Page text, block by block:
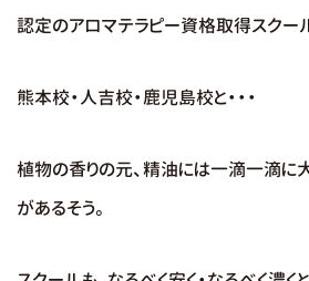
認定のアロマテラピー資格取得スクー
熊本校・人吉校・鹿児島校と・・・
植物の香りの元、精油には一滴一滴に
があるそう。